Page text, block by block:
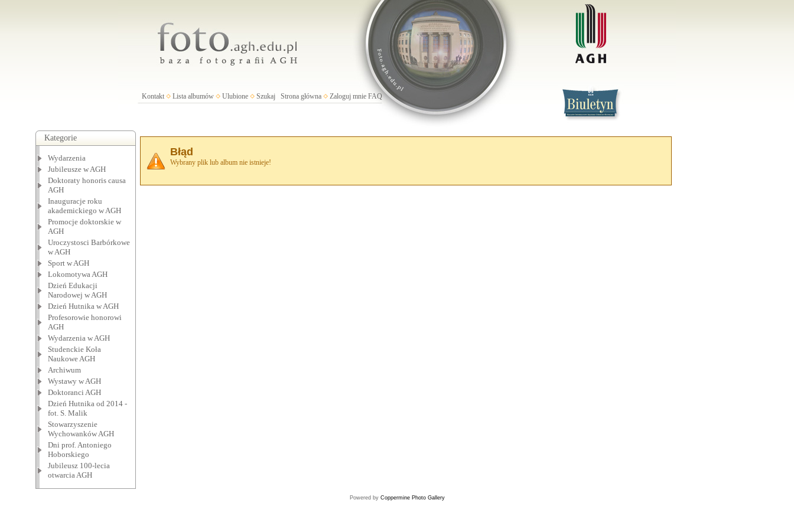
Kontakt Lista albumów Ulubione Szukaj Strona główna Zaloguj mnie FAQ
Kategorie
Wydarzenia
Jubileusze w AGH
Doktoraty honoris causa
AGH
Inauguracje roku
akademickiego w AGH
Promocje doktorskie w
AGH
Uroczystosci Barbórkowe
w AGH
Sport w AGH
Lokomotywa AGH
Dzień Edukacji
Narodowej w AGH
Dzień Hutnika w AGH
Profesorowie honorowi
AGH
Wydarzenia w AGH
Studenckie Koła
Naukowe AGH
Archiwum
Wystawy w AGH
Doktoranci AGH
Dzień Hutnika od 2014 -
fot. S. Malik
Stowarzyszenie
Wychowanków AGH
Dni prof. Antoniego
Hoborskiego
Jubileusz 100-lecia
otwarcia AGH
Błąd
Wybrany plik lub album nie istnieje!
Powered by Coppermine Photo Gallery